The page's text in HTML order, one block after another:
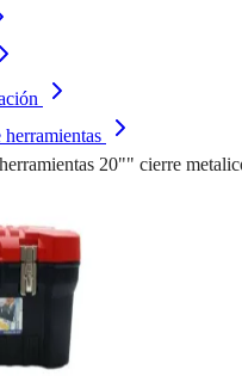
herramientas
20"" cierre